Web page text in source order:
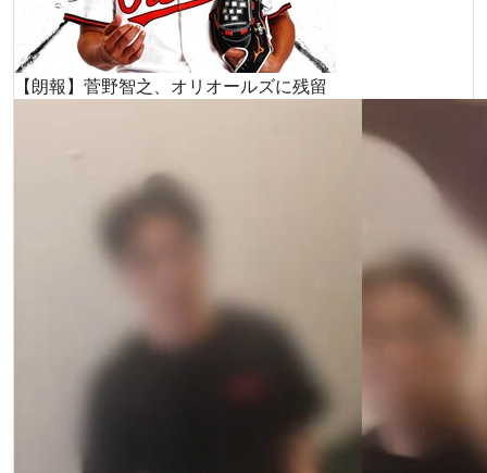
【朗報】菅野智之、オリオールズに残留